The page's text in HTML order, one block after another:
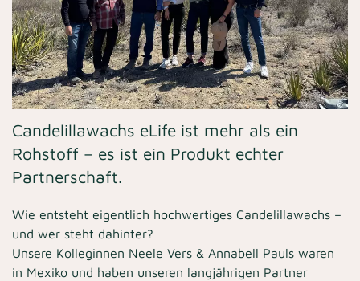
Candelillawachs eLife ist mehr als ein
Rohstoff – es ist ein Produkt echter
Partnerschaft.
Wie entsteht eigentlich hochwertiges Candelillawachs –
und wer steht dahinter?
Unsere Kolleginnen Neele Vers & Annabell Pauls waren
in Mexiko und haben unseren langjährigen Partner